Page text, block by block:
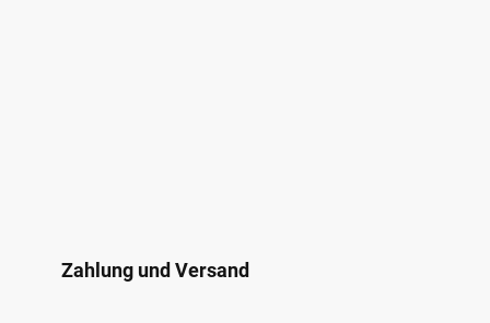
Zahlung und Versand